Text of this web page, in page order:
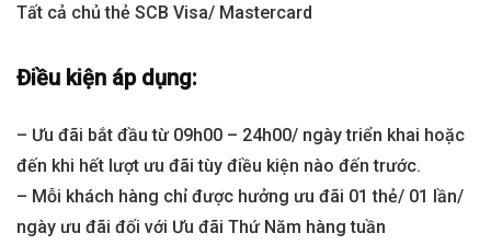
Tất cả chủ thẻ SCB Visa/ Mastercard
Điều kiện áp dụng:
– Ưu đãi bắt đầu từ 09h00 – 24h00/ ngày triển khai hoặc
đến khi hết lượt ưu đãi tùy điều kiện nào đến trước.
– Mỗi khách hàng chỉ được hưởng ưu đãi 01 thẻ/ 01 lần/
ngày ưu đãi đối với Ưu đãi Thứ Năm hàng tuần